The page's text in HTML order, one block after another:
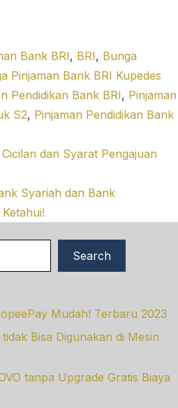
Bank BRI, BRI, Bunga
Pinjaman Bank BRI Kupedes
Pendidikan Bank BRI, Pinjaman
S2, Pinjaman Pendidikan Bank
dan Syarat Pengajuan
Syariah dan Bank
Search
Mudah! Terbaru 2023
Bisa Digunakan di Mesin
tanpa Upgrade Gratis Biaya